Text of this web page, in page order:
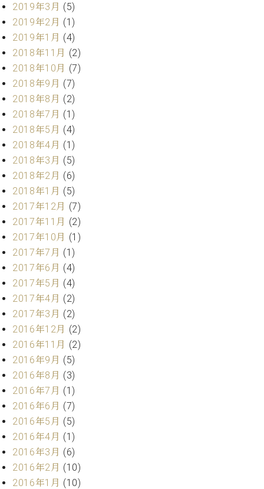
お
問
い
わ
せ
ー
テ
ィ
ス
ト
カ
ス
タ
マ
ー
サ
ー
ス
(
調
律
)
ア
フ
タ
ー
ー
ビ
ス
(調
律)
2019年3月 (5)
2019年2月 (1)
2019年1月 (4)
2018年11月 (2)
2018年10月 (7)
2018年9月 (7)
2018年8月 (2)
2018年7月 (1)
2018年5月 (4)
2018年4月 (1)
2018年3月 (5)
2018年2月 (6)
2018年1月 (5)
2017年12月 (7)
2017年11月 (2)
2017年10月 (1)
2017年7月 (1)
2017年6月 (4)
2017年5月 (4)
2017年4月 (2)
2017年3月 (2)
2016年12月 (2)
2016年11月 (2)
2016年9月 (5)
2016年8月 (3)
2016年7月 (1)
2016年6月 (7)
2016年5月 (5)
2016年4月 (1)
2016年3月 (6)
2016年2月 (10)
2016年1月 (10)